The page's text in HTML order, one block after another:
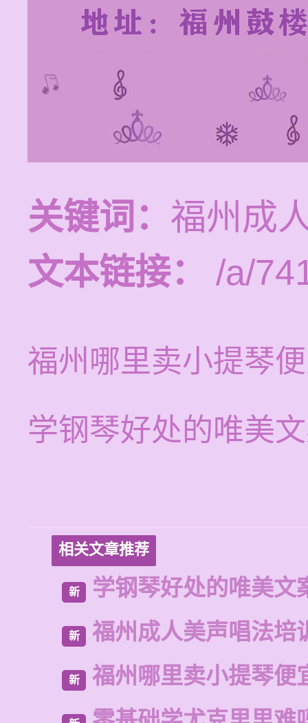
关键词： 福州成
文本链接：
/a/
福州哪里卖小提琴
学钢琴好处的唯美
相关文章推荐
新 学钢琴好处的唯美文
新 福州成人美声唱法培
新 福州哪里卖小提琴便